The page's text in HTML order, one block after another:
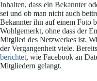
Inhalten, dass ein Bekannter
sei und ob man nicht auch
Bekannter ihn auf einem Foto
Wohlgemerkt, ohne dass der
Mitglied des Netzwerkes ist.
der Vergangenheit viele.
berichtet, wie Facebook an
Mitgliedern gelangt.